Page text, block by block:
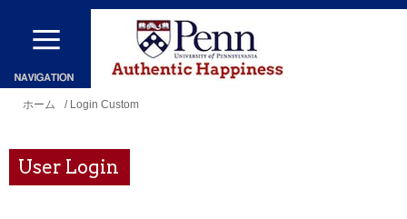
メ
ン
コ
ン
現
地
ホーム / Login Custom
User Login